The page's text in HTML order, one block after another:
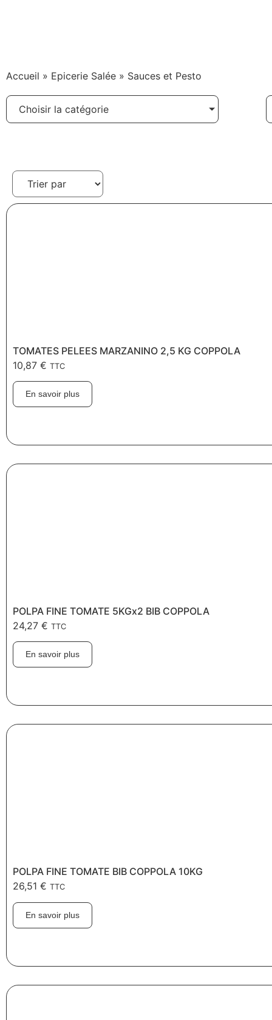
Accueil » Epicerie Salée » Sauces et Pesto
Choisir la catégorie
TOMATES PELEES MARZANINO 2,5 KG COPPOLA
10,87 € TTC
En savoir plus
POLPA FINE TOMATE 5KGx2 BIB COPPOLA
24,27 € TTC
En savoir plus
POLPA FINE TOMATE BIB COPPOLA 10KG
26,51 € TTC
En savoir plus